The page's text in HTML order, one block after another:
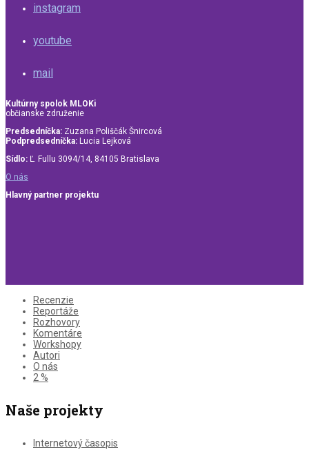
instagram
youtube
mail
Kultúrny spolok MLOKi
občianske združenie
Predsedníčka: Zuzana Poliščák Šnircová
Podpredsedníčka: Lucia Lejková
Sídlo: Ľ. Fullu 3094/14, 84105 Bratislava
O nás
Hlavný partner projektu
Recenzie
Reportáže
Rozhovory
Komentáre
Workshopy
Autori
O nás
2 %
Naše projekty
Internetový časopis